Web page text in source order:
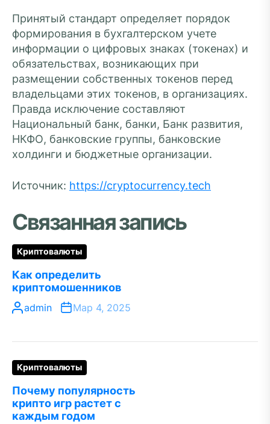
Принятый стандарт определяет порядок
формирования в бухгалтерском учете
информации о цифровых знаках (токенах) и
обязательствах, возникающих при
размещении собственных токенов перед
владельцами этих токенов, в организациях.
Правда исключение составляют
Национальный банк, банки, Банк развития,
НКФО, банковские группы, банковские
холдинги и бюджетные организации.
Источник: https://cryptocurrency.tech
Связанная запись
Криптовалюты
Как определить
криптомошенников
admin Мар 4, 2025
Криптовалюты
Почему популярность
крипто игр растет с
каждым годом